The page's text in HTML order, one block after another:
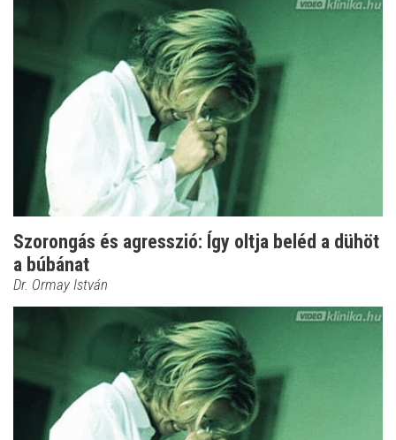
Szorongás és agresszió: Így oltja beléd a dühöt
a búbánat
Dr. Ormay István